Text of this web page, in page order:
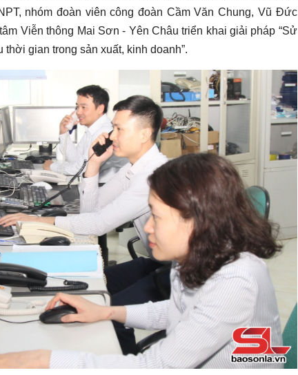
nhóm đoàn viên công đoàn Cầm Văn Chung, Vũ Đức
Viễn thông Mai Sơn - Yên Châu triển khai giải pháp “Sử
gian trong sản xuất, kinh doanh”.